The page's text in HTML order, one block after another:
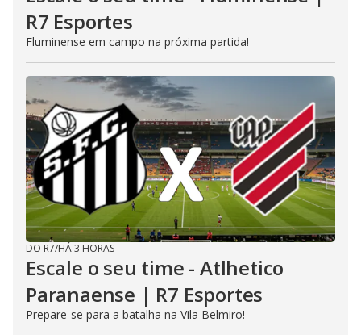
R7 Esportes
Fluminense em campo na próxima partida!
DO R7/HÁ 3 HORAS
Escale o seu time - Atlhetico
Paranaense | R7 Esportes
Prepare-se para a batalha na Vila Belmiro!